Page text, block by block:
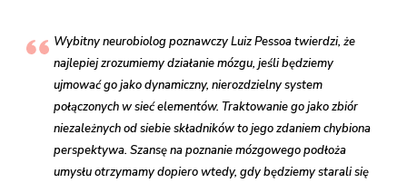
Wybitny neurobiolog poznawczy Luiz Pessoa twierdzi, że
najlepiej zrozumiemy działanie mózgu, jeśli będziemy
ujmować go jako dynamiczny, nierozdzielny system
połączonych w sieć elementów. Traktowanie go jako zbiór
niezależnych od siebie składników to jego zdaniem chybiona
perspektywa. Szansę na poznanie mózgowego podłoża
umysłu otrzymamy dopiero wtedy, gdy będziemy starali się